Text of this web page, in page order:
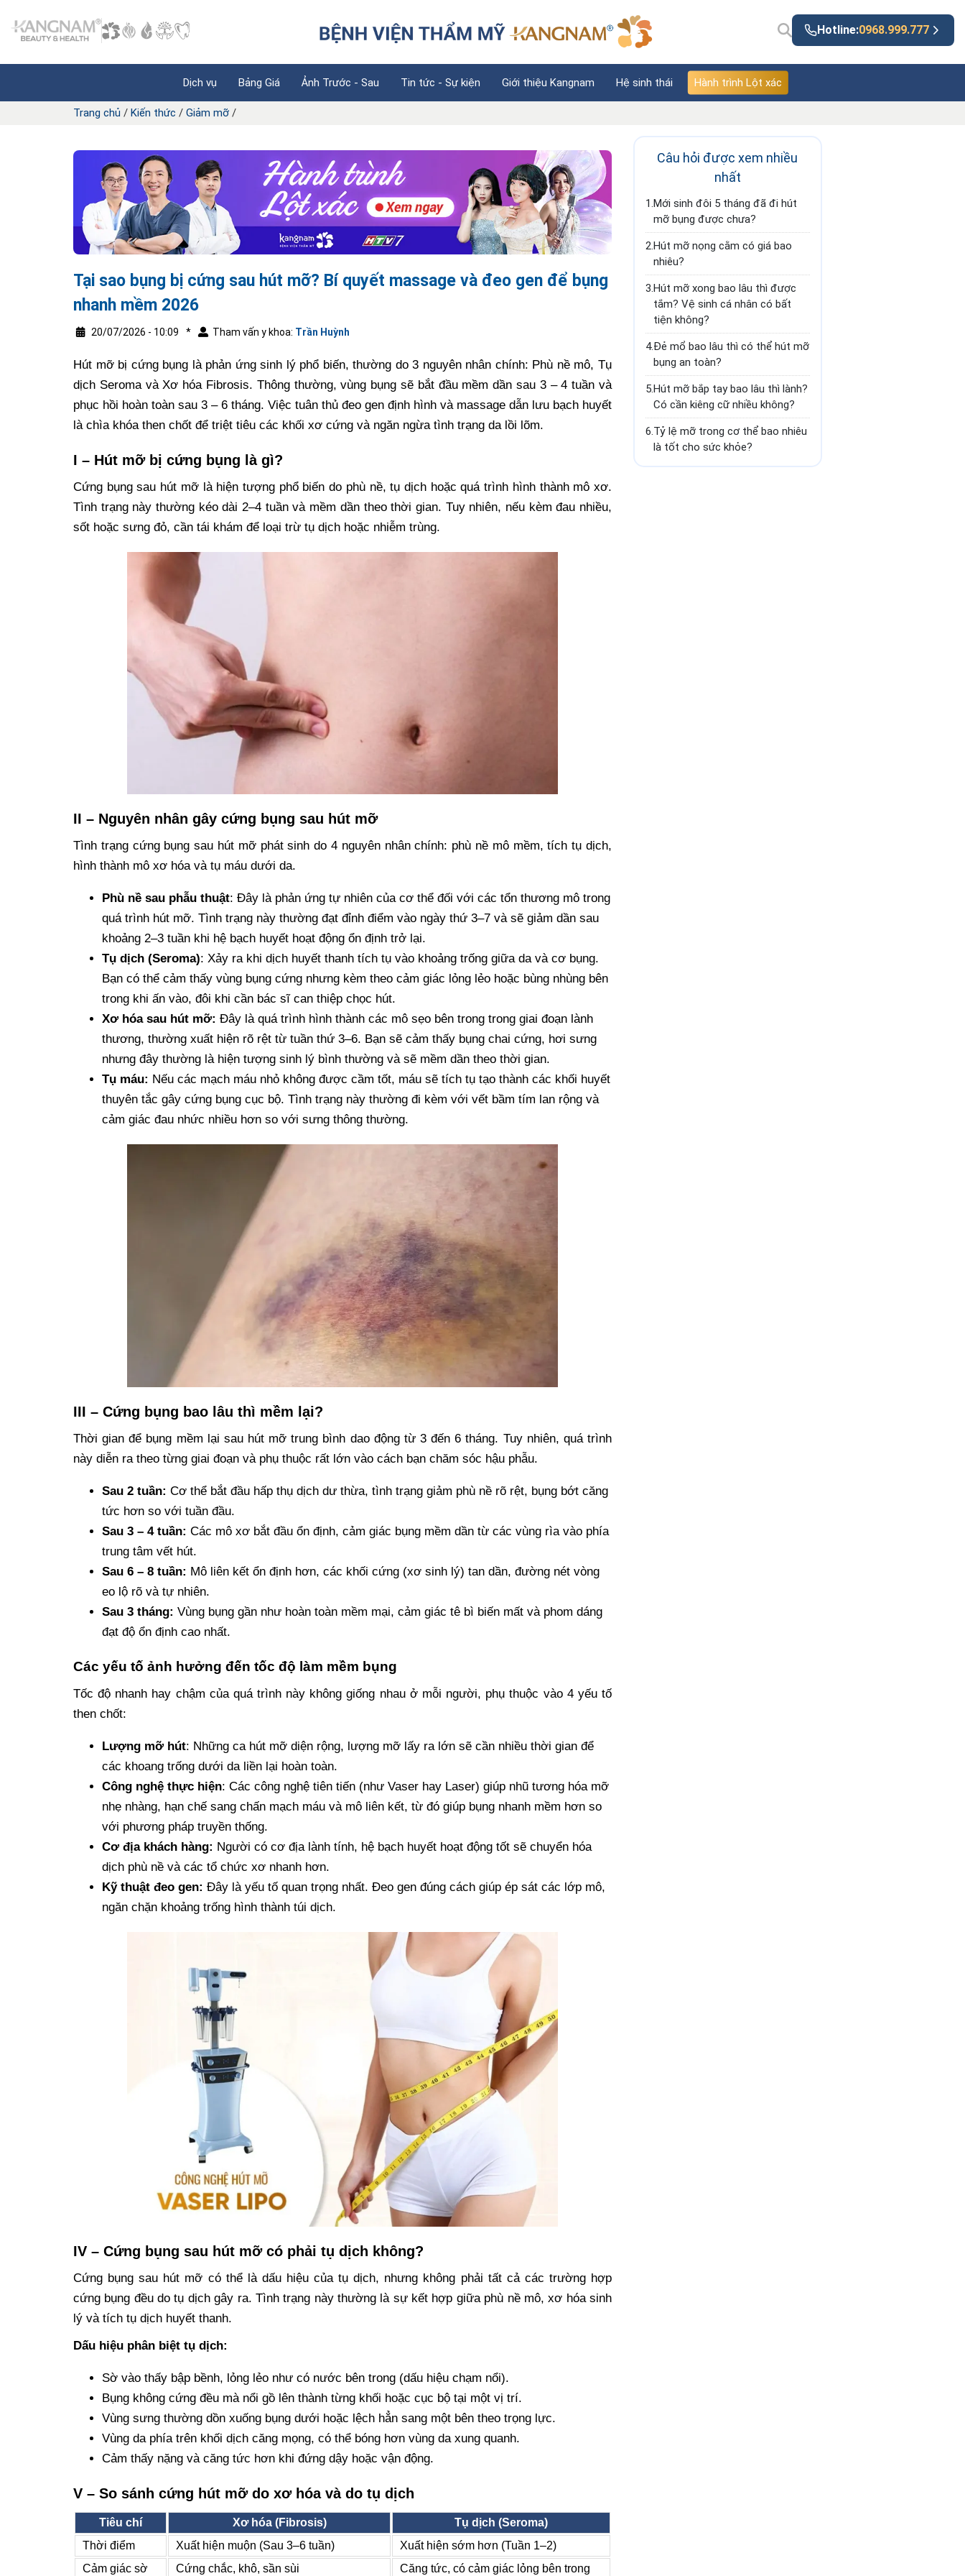
Hotline:0968.999.777
Dịch vụ Bảng Giá Ảnh Trước - Sau Tin tức - Sự kiện Giới thiệu Kangnam Hệ sinh thái Hành trình Lột xác
Trang chủ / Kiến thức / Giảm mỡ /
Tại sao bụng bị cứng sau hút mỡ? Bí quyết massage và đeo gen để bụng
nhanh mềm 2026
20/07/2026 - 10:09 * Tham vấn y khoa: Trần Huỳnh
Hút mỡ bị cứng bụng là phản ứng sinh lý phổ biến, thường do 3 nguyên nhân chính: Phù nề mô, Tụ
dịch Seroma và Xơ hóa Fibrosis. Thông thường, vùng bụng sẽ bắt đầu mềm dần sau 3 – 4 tuần và
phục hồi hoàn toàn sau 3 – 6 tháng. Việc tuân thủ đeo gen định hình và massage dẫn lưu bạch huyết
là chìa khóa then chốt để triệt tiêu các khối xơ cứng và ngăn ngừa tình trạng da lồi lõm.
I – Hút mỡ bị cứng bụng là gì?
Cứng bụng sau hút mỡ là hiện tượng phổ biến do phù nề, tụ dịch hoặc quá trình hình thành mô xơ.
Tình trạng này thường kéo dài 2–4 tuần và mềm dần theo thời gian. Tuy nhiên, nếu kèm đau nhiều,
sốt hoặc sưng đỏ, cần tái khám để loại trừ tụ dịch hoặc nhiễm trùng.
II – Nguyên nhân gây cứng bụng sau hút mỡ
Tình trạng cứng bụng sau hút mỡ phát sinh do 4 nguyên nhân chính: phù nề mô mềm, tích tụ dịch,
hình thành mô xơ hóa và tụ máu dưới da.
Phù nề sau phẫu thuật: Đây là phản ứng tự nhiên của cơ thể đối với các tổn thương mô trong
quá trình hút mỡ. Tình trạng này thường đạt đỉnh điểm vào ngày thứ 3–7 và sẽ giảm dần sau
khoảng 2–3 tuần khi hệ bạch huyết hoạt động ổn định trở lại.
Tụ dịch (Seroma): Xảy ra khi dịch huyết thanh tích tụ vào khoảng trống giữa da và cơ bụng.
Bạn có thể cảm thấy vùng bụng cứng nhưng kèm theo cảm giác lỏng lẻo hoặc bùng nhùng bên
trong khi ấn vào, đôi khi cần bác sĩ can thiệp chọc hút.
Xơ hóa sau hút mỡ: Đây là quá trình hình thành các mô sẹo bên trong trong giai đoạn lành
thương, thường xuất hiện rõ rệt từ tuần thứ 3–6. Bạn sẽ cảm thấy bụng chai cứng, hơi sưng
nhưng đây thường là hiện tượng sinh lý bình thường và sẽ mềm dần theo thời gian.
Tụ máu: Nếu các mạch máu nhỏ không được cầm tốt, máu sẽ tích tụ tạo thành các khối huyết
thuyên tắc gây cứng bụng cục bộ. Tình trạng này thường đi kèm với vết bầm tím lan rộng và
cảm giác đau nhức nhiều hơn so với sưng thông thường.
III – Cứng bụng bao lâu thì mềm lại?
Thời gian để bụng mềm lại sau hút mỡ trung bình dao động từ 3 đến 6 tháng. Tuy nhiên, quá trình
này diễn ra theo từng giai đoạn và phụ thuộc rất lớn vào cách bạn chăm sóc hậu phẫu.
Sau 2 tuần: Cơ thể bắt đầu hấp thụ dịch dư thừa, tình trạng giảm phù nề rõ rệt, bụng bớt căng
tức hơn so với tuần đầu.
Sau 3 – 4 tuần: Các mô xơ bắt đầu ổn định, cảm giác bụng mềm dần từ các vùng rìa vào phía
trung tâm vết hút.
Sau 6 – 8 tuần: Mô liên kết ổn định hơn, các khối cứng (xơ sinh lý) tan dần, đường nét vòng
eo lộ rõ và tự nhiên.
Sau 3 tháng: Vùng bụng gần như hoàn toàn mềm mại, cảm giác tê bì biến mất và phom dáng
đạt độ ổn định cao nhất.
Các yếu tố ảnh hưởng đến tốc độ làm mềm bụng
Tốc độ nhanh hay chậm của quá trình này không giống nhau ở mỗi người, phụ thuộc vào 4 yếu tố
then chốt:
Lượng mỡ hút: Những ca hút mỡ diện rộng, lượng mỡ lấy ra lớn sẽ cần nhiều thời gian để
các khoang trống dưới da liền lại hoàn toàn.
Công nghệ thực hiện: Các công nghệ tiên tiến (như Vaser hay Laser) giúp nhũ tương hóa mỡ
nhẹ nhàng, hạn chế sang chấn mạch máu và mô liên kết, từ đó giúp bụng nhanh mềm hơn so
với phương pháp truyền thống.
Cơ địa khách hàng: Người có cơ địa lành tính, hệ bạch huyết hoạt động tốt sẽ chuyển hóa
dịch phù nề và các tổ chức xơ nhanh hơn.
Kỹ thuật đeo gen: Đây là yếu tố quan trọng nhất. Đeo gen đúng cách giúp ép sát các lớp mô,
ngăn chặn khoảng trống hình thành túi dịch.
IV – Cứng bụng sau hút mỡ có phải tụ dịch không?
Cứng bụng sau hút mỡ có thể là dấu hiệu của tụ dịch, nhưng không phải tất cả các trường hợp
cứng bụng đều do tụ dịch gây ra. Tình trạng này thường là sự kết hợp giữa phù nề mô, xơ hóa sinh
lý và tích tụ dịch huyết thanh.
Dấu hiệu phân biệt tụ dịch:
Sờ vào thấy bập bềnh, lỏng lẻo như có nước bên trong (dấu hiệu chạm nổi).
Bụng không cứng đều mà nổi gồ lên thành từng khối hoặc cục bộ tại một vị trí.
Vùng sưng thường dồn xuống bụng dưới hoặc lệch hẳn sang một bên theo trọng lực.
Vùng da phía trên khối dịch căng mọng, có thể bóng hơn vùng da xung quanh.
Cảm thấy nặng và căng tức hơn khi đứng dậy hoặc vận động.
V – So sánh cứng hút mỡ do xơ hóa và do tụ dịch
Tiêu chí Xơ hóa (Fibrosis)
Tụ dịch (Seroma)
Thời điểm
Xuất hiện muộn (Sau 3–6 tuần)
Xuất hiện sớm hơn (Tuần 1–2)
Cảm giác sờ
Cứng chắc, khô, sần sùi Căng tức, có cảm giác lỏng bên trong
Câu hỏi được xem nhiều
nhất
1.Mới sinh đôi 5 tháng đã đi hút
mỡ bụng được chưa?
2.Hút mỡ nọng cằm có giá bao
nhiêu?
3.Hút mỡ xong bao lâu thì được
tắm? Vệ sinh cá nhân có bất
tiện không?
4.Đẻ mổ bao lâu thì có thể hút mỡ
bụng an toàn?
5.Hút mỡ bắp tay bao lâu thì lành?
Có cần kiêng cữ nhiều không?
6.Tỷ lệ mỡ trong cơ thể bao nhiêu
là tốt cho sức khỏe?